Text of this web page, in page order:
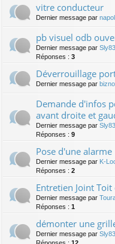
vitre conducteur
Dernier message par
pb visuel odb
Dernier message par Sly83
Réponses : 3
Déverrouillage
Dernier message par
Demande d'infos
avant droite et
Dernier message par Sly83
Réponses : 9
Pose d'une alarme
Dernier message par K-
Réponses : 2
Entretien Joint
Dernier message par
Réponses : 1
démonter une
Dernier message par Sly83